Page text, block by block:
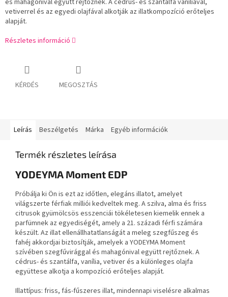
és mahagónival együtt rejtőznek. A cédrus- és szantálfa vaníliával,
vetiverrel és az egyedi olajfával alkotják az illatkompozíció erőteljes
alapját.
Részletes információ
KÉRDÉS MEGOSZTÁS
Leírás Beszélgetés Márka Egyéb információk
Termék részletes leírása
YODEYMA Moment EDP
Próbálja ki Ön is ezt az időtlen, elegáns illatot, amelyet
világszerte férfiak milliói kedveltek meg. A szilva, alma és friss
citrusok gyümölcsös esszenciái tökéletesen kiemelik ennek a
parfümnek az egyediségét, amely a 21. századi férfi számára
készült. Az illat ellenállhatatlanságát a meleg szegfűszeg és
fahéj akkordjai biztosítják, amelyek a YODEYMA Moment
szívében szegfűvirággal és mahagónival együtt rejtőznek. A
cédrus- és szantálfa, vanília, vetiver és a különleges olajfa
együttese alkotja a kompozíció erőteljes alapját.
Illattípus: friss, fás-fűszeres illat, mindennapi viselésre alkalmas